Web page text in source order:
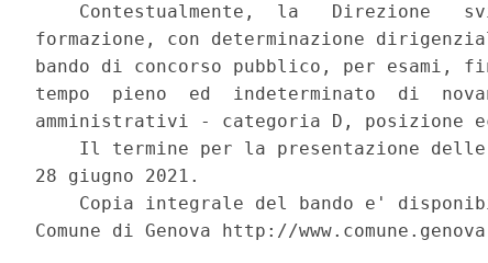
Contestualmente,  la   Direzione
formazione, con determinazione
bando di concorso pubblico, per esami,
tempo  pieno  ed  indeterminato  di
amministrativi - categoria D, posizione
Il termine per la presentazione
28 giugno 2021.
Copia integrale del bando e'
Comune di Genova http://